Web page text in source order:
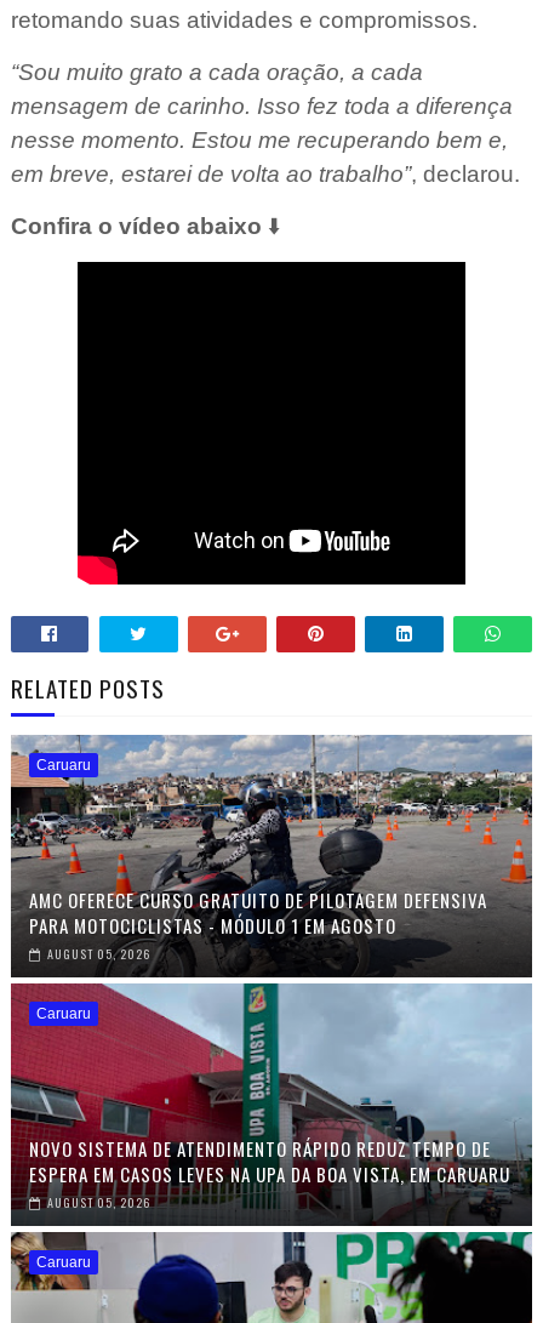
retomando suas atividades e compromissos.
“Sou muito grato a cada oração, a cada
mensagem de carinho. Isso fez toda a diferença
nesse momento. Estou me recuperando bem e,
em breve, estarei de volta ao trabalho”, declarou.
Confira o vídeo abaixo ⬇️
RELATED POSTS
Caruaru
AMC OFERECE CURSO GRATUITO DE PILOTAGEM DEFENSIVA
PARA MOTOCICLISTAS - MÓDULO 1 EM AGOSTO
AUGUST 05, 2026
Caruaru
NOVO SISTEMA DE ATENDIMENTO RÁPIDO REDUZ TEMPO DE
ESPERA EM CASOS LEVES NA UPA DA BOA VISTA, EM CARUARU
AUGUST 05, 2026
Caruaru